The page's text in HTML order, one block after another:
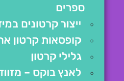
ספרים
ייצור קרטונים
קופסאות קרטון
גלילי קרטון
לאנץ בוקס –